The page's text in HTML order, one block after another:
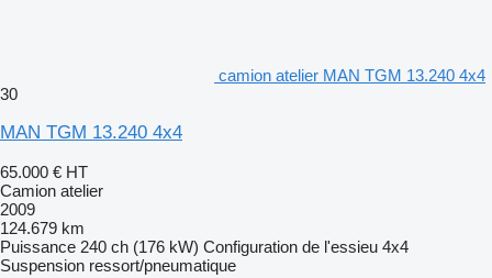
camion atelier MAN TGM 13.240 4x4
30
MAN TGM 13.240 4x4
65.000 € HT
Camion atelier
2009
124.679 km
Puissance 240 ch (176 kW) Configuration de l'essieu 4x4
Suspension ressort/pneumatique